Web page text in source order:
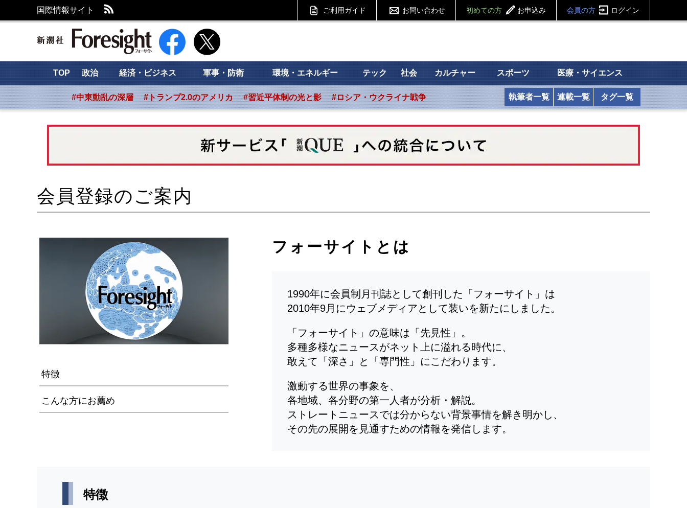
国際情報サイト ご利用ガイド お問い合わせ 初めての方 お申込み 会員の方 ログイン
新潮社 Foresight フォーサイト
TOP 政治 経済・ビジネス 軍事・防衛 環境・エネルギー テック 社会 カルチャー スポーツ 医療・サイエンス
#中東動乱の深層 #トランプ2.0のアメリカ #習近平体制の光と影 #ロシア・ウクライナ戦争 執筆者一覧 連載一覧 タグ一覧
会員登録のご案内
特徴
こんな方にお薦め
フォーサイトとは
1990年に会員制月刊誌として創刊した「フォーサイト」は
2010年9月にウェブメディアとして装いを新たにしました。
「フォーサイト」の意味は「先見性」。
多種多様なニュースがネット上に溢れる時代に、
敢えて「深さ」と「専門性」にこだわります。
激動する世界の事象を、
各地域、各分野の第一人者が分析・解説。
ストレートニュースでは分からない背景事情を解き明かし、
その先の展開を見通すための情報を発信します。
特徴